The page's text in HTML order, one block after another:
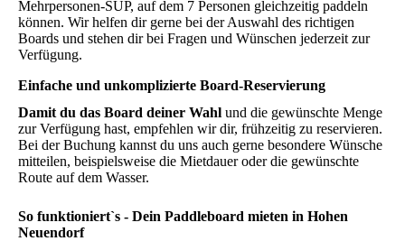
Mehrpersonen-SUP, auf dem 7 Personen gleichzeitig paddeln
können. Wir helfen dir gerne bei der Auswahl des richtigen
Boards und stehen dir bei Fragen und Wünschen jederzeit zur
Verfügung.
Einfache und unkomplizierte Board-Reservierung
Damit du das Board deiner Wahl und die gewünschte Menge
zur Verfügung hast, empfehlen wir dir, frühzeitig zu reservieren.
Bei der Buchung kannst du uns auch gerne besondere Wünsche
mitteilen, beispielsweise die Mietdauer oder die gewünschte
Route auf dem Wasser.
So funktioniert`s - Dein Paddleboard mieten in Hohen
Neuendorf